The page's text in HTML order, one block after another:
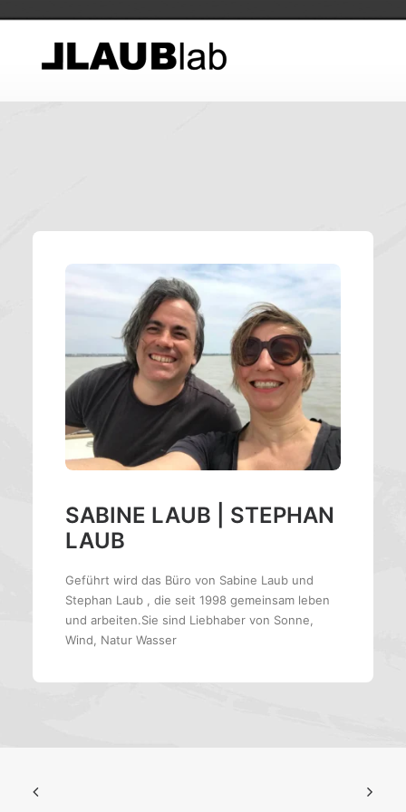
SABINE LAUB | STEPHAN
LAUB
Geführt wird das Büro von Sabine Laub und
Stephan Laub , die seit 1998 gemeinsam leben
und arbeiten.Sie sind Liebhaber von Sonne,
Wind, Natur Wasser